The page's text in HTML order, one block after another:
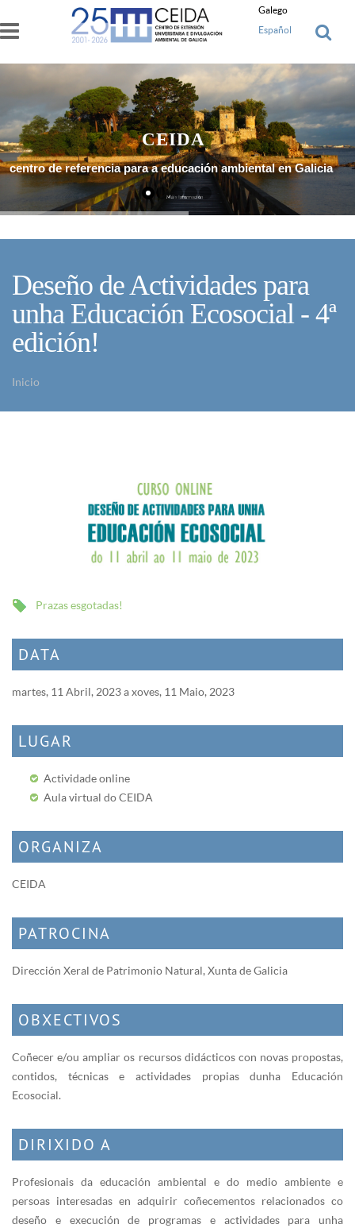
Ir o contido principal
Galego
Español
centro de referencia para a educación ambiental en Galicia
Máis Información
CEIDA
Deseño de Actividades para
unha Educación Ecosocial - 4ª
edición!
Inicio
Prazas esgotadas!
DATA
martes, 11 Abril, 2023axoves, 11 Maio, 2023
LUGAR
Actividade online
Aula virtual do CEIDA
ORGANIZA
CEIDA
PATROCINA
Dirección Xeral de Patrimonio Natural, Xunta de Galicia
OBXECTIVOS
Coñecer e/ou ampliar os recursos didácticos con novas propostas,
contidos, técnicas e actividades propias dunha Educación
Ecosocial.
DIRIXIDO A
Profesionais da educación ambiental e do medio ambiente e
persoas interesadas en adquirir coñecementos relacionados co
deseño e execución de programas e actividades para unha